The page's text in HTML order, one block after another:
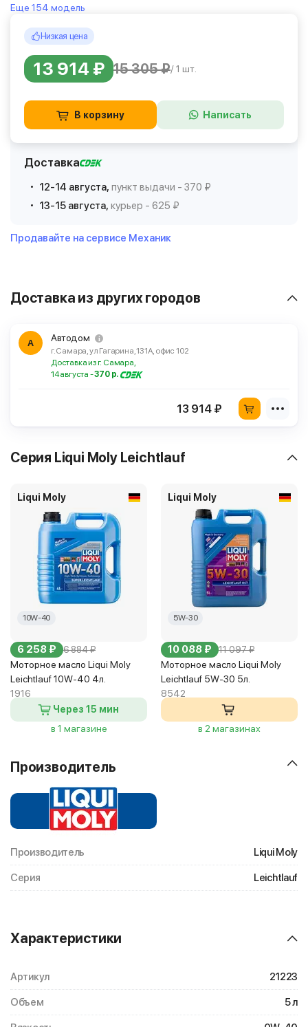
Еще 154 модель
Низкая цена
13 914 ₽ 15 305 ₽/ 1 шт.
В корзину Написать
Доставка
12-14 августа, пункт выдачи - 370 ₽
13-15 августа, курьер - 625 ₽
Продавайте на сервисе Механик
Доставка из других городов
А Автодом
г. Самара, ул Гагарина, 131А, офис 102
Доставка из г. Самара,
14 августа -370 р.
13 914 ₽
Серия Liqui Moly Leichtlauf
Liqui Moly
10W-40
6 258 ₽ 6 884 ₽
Моторное масло Liqui Moly
Leichtlauf 10W-40 4л.
1916
Через 15 мин
в 1 магазине
Liqui Moly
5W-30
10 088 ₽ 11 097 ₽
Моторное масло Liqui Moly
Leichtlauf 5W-30 5л.
8542
в 2 магазинах
Производитель
Производитель Liqui Moly
Серия Leichtlauf
Характеристики
Артикул 21223
Объем 5 л